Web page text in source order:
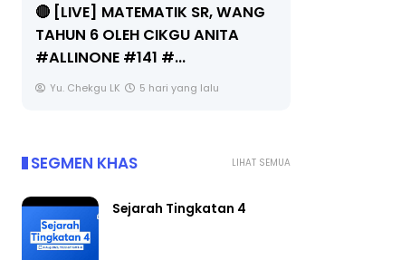
🔴 [LIVE] MATEMATIK SR, WANG
TAHUN 6 OLEH CIKGU ANITA
#ALLINONE #141 #...
Yu. Chekgu LK 5 hari yang lalu
LIHAT SEMUA
SEGMEN KHAS
Sejarah Tingkatan 4